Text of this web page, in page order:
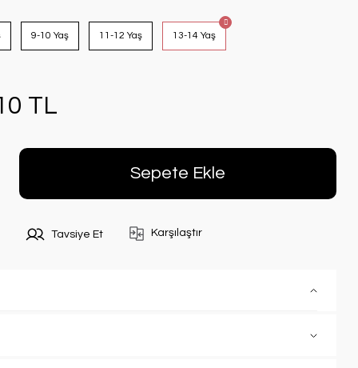
9-10 Yaş 11-12 Yaş 13-14 Yaş
TL
Sepete Ekle
Tavsiye Et Karşılaştır